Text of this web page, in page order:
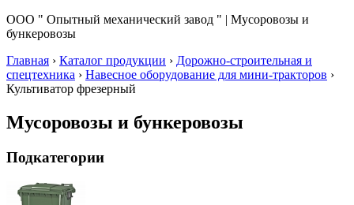
ООО " Опытный механический завод " | Мусоровозы и
бункеровозы
Главная › Каталог продукции › Дорожно-строительная и
спецтехника › Навесное оборудование для мини-тракторов ›
Культиватор фрезерный
Мусоровозы и бункеровозы
Подкатегории